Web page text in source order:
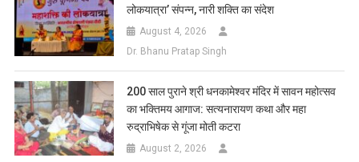
लोकयात्रा’ संपन्न, नारी शक्ति का संदेश
August 4, 2026
Dr. Bhanu Pratap Singh
200 साल पुराने श्री धनकामेश्वर मंदिर में सावन महोत्सव
का भक्तिमय आगाज: सत्यनारायण कथा और महा
रुद्राभिषेक से गूंजा मोती कटरा
August 2, 2026